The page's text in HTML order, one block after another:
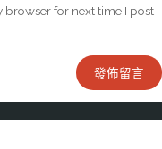
browser for next time I post